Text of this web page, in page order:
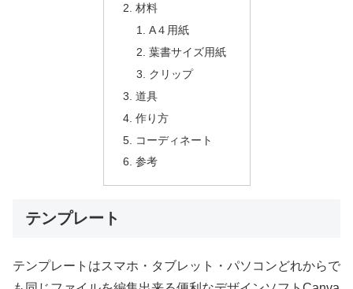
材料
A４用紙
葉書サイズ用紙
クリップ
道具
作り方
コーディネート
参考
テンプレート
テンプレートはスマホ・タブレット・パソコンどれからで